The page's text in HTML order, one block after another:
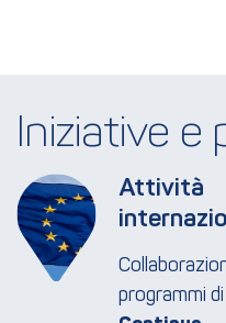
Iniziative e
Attività
programmi